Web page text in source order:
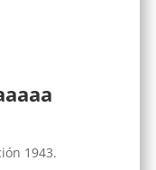
1943.